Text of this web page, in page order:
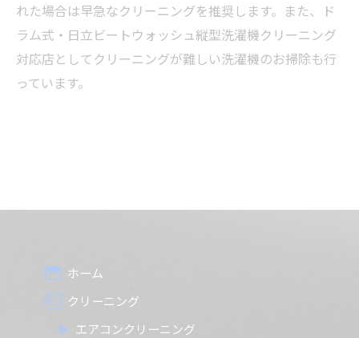
れた場合は早急なクリーニングを推奨します。また、ド
ラム式・日立ビートウォッシュ縦型洗濯機クリーニング
対応店としてクリーニングが難しい洗濯機のお掃除も行
っています。
ホーム
クリーニング
エアコンクリーニング